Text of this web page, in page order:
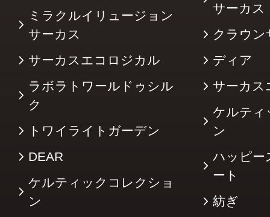
ミラクルイリュージョン
サーカス
サーカスエコロジカル
ラボラトワールドゥシル
ク
トワイライトガーデン
DEAR
ケルティックコレクショ
ン
サーカ
クラウン
ディア
サーカス
ケルティ
ン
ハッピー
ート
紡ぎ